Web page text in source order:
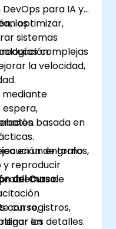
para IA y
optimizar,
sistemas
los
complejas
la velocidad,
mediante
basada en
de grafos,
y reproducir
de
con registros,
en
en un entorno
del Curso
curso,
los detalles.